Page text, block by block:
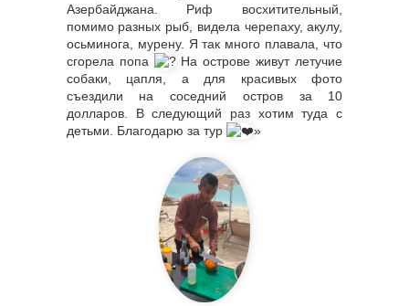
Азербайджана. Риф восхитительный,
помимо разных рыб, видела черепаху, акулу,
осьминога, мурену. Я так много плавала, что
сгорела попа
На острове живут летучие
собаки, цапля, а для красивых фото
съездили на соседний остров за 10
долларов. В следующий раз хотим туда с
детьми. Благодарю за тур
»